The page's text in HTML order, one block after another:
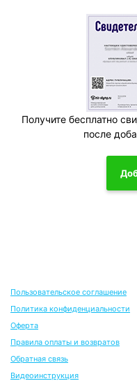
Получите бесплатно
после
Пользовательское соглашение
Политика конфиденциальности
Оферта
Правила оплаты и возвратов
Обратная связь
Видеоинструкция